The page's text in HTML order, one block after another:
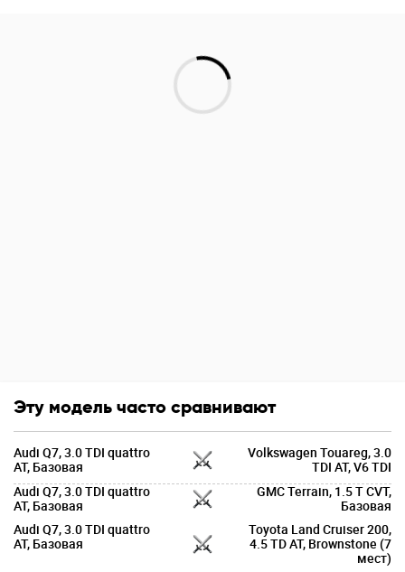
Эту модель часто сравнивают
Audi Q7, 3.0 TDI quattro
AT, Базовая
Volkswagen Touareg, 3.0
TDI AT, V6 TDI
Audi Q7, 3.0 TDI quattro
AT, Базовая
GMC Terrain, 1.5 T CVT,
Базовая
Audi Q7, 3.0 TDI quattro
AT, Базовая
Toyota Land Cruiser 200,
4.5 TD AT, Brownstone (7
мест)